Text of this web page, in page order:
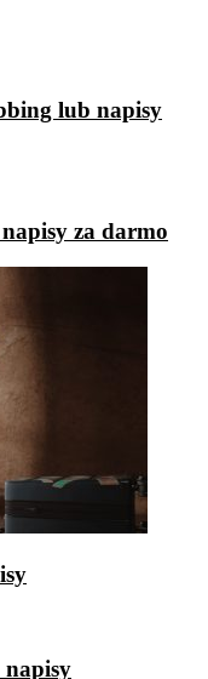
lub napisy
za darmo